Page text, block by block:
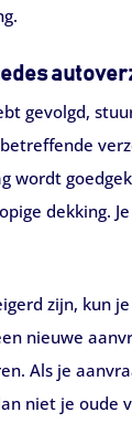
gevolgd,
wordt
dekking.
zijn, kun
nieuwe
Als je
niet je oude